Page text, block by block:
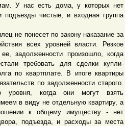
У нас есть дома, у которых нет
подъезды чистые, и входная группа
не понесет по закону наказание за
всех уровней власти. Резкое
задолженности произошло, когда
требовать для сделки купли-
по квартплате. В итоге квартиры
по задолженности старого.
уровня, когда они могут взять
в виду не отдельную квартиру, а
к общему имуществу - нет
подъезда, и расходы за места